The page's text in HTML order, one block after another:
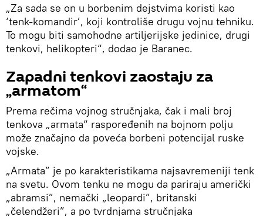
„Za sada se on u borbenim dejstvima koristi kao
‘tenk-komandir’, koji kontroliše drugu vojnu tehniku.
To mogu biti samohodne artiljerijske jedinice, drugi
tenkovi, helikopteri“, dodao je Baranec.
Zapadni tenkovi zaostaju za
„armatom“
Prema rečima vojnog stručnjaka, čak i mali broj
tenkova „armata“ raspoređenih na bojnom polju
može značajno da poveća borbeni potencijal ruske
vojske.
„Armata” je po karakteristikama najsavremeniji tenk
na svetu. Ovom tenku ne mogu da pariraju američki
„abramsi”, nemački „leopardi”, britanski
„čelendžeri”, a po tvrdnjama stručnjaka